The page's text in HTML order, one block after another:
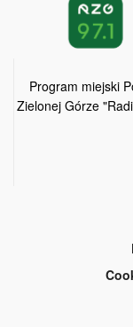
Program miejski
Zielonej Górze